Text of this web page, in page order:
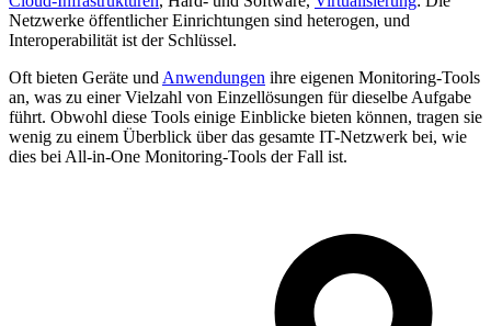
Netzwerke öffentlicher Einrichtungen sind heterogen, und
Interoperabilität ist der Schlüssel.
Oft bieten Geräte und Anwendungen ihre eigenen Monitoring-Tools
an, was zu einer Vielzahl von Einzellösungen für dieselbe Aufgabe
führt. Obwohl diese Tools einige Einblicke bieten können, tragen sie
wenig zu einem Überblick über das gesamte IT-Netzwerk bei, wie
dies bei All-in-One Monitoring-Tools der Fall ist.